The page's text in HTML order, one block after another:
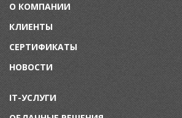
О КОМПАНИИ
КЛИЕНТЫ
СЕРТИФИКАТЫ
НОВОСТИ
IT-УСЛУГИ